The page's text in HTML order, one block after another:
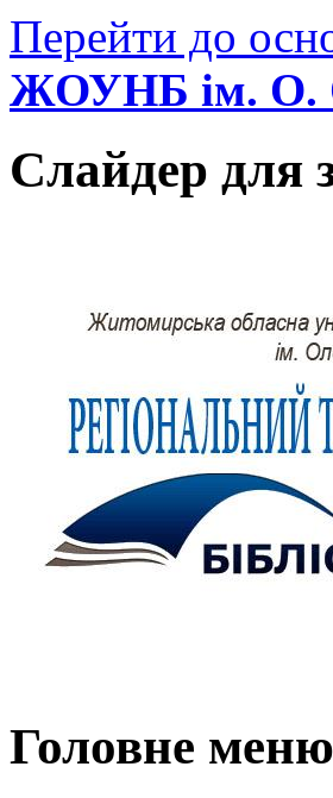
Перейти до
ЖОУНБ ім. О.
Слайдер для
Головне меню